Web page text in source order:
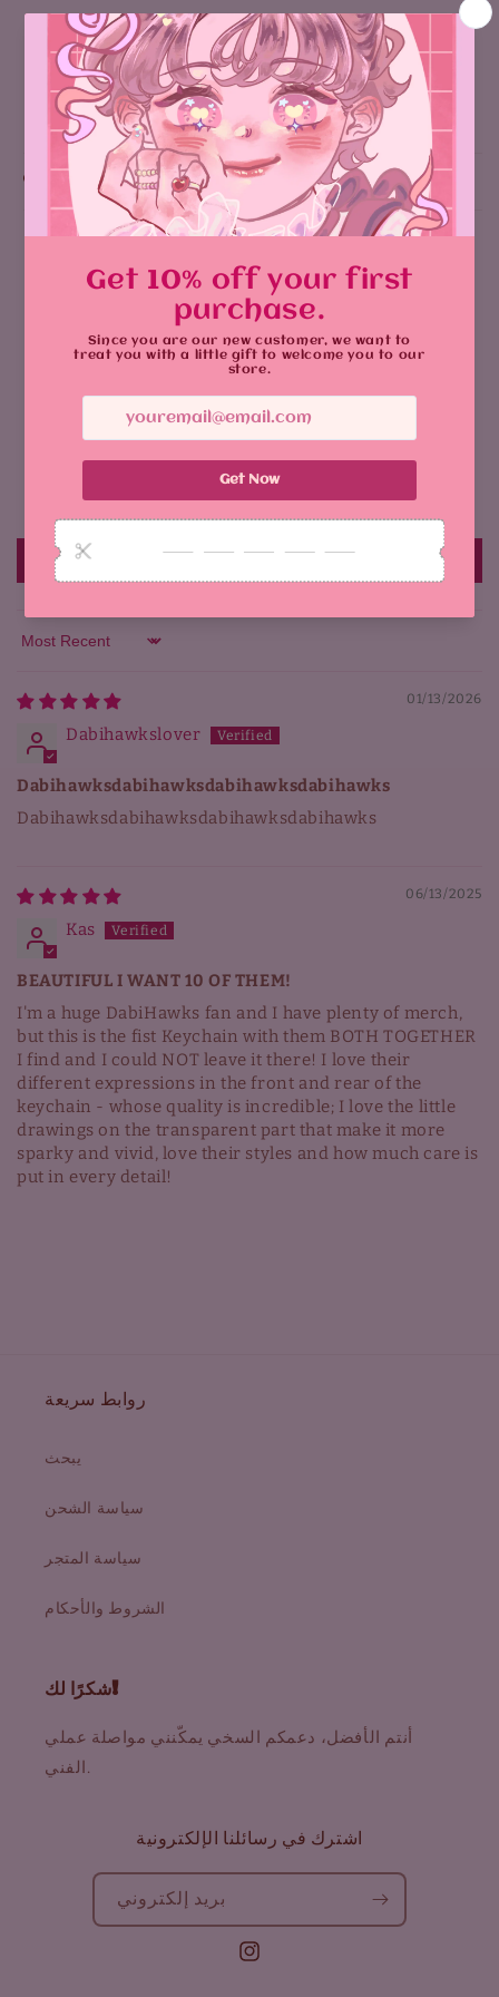
Size: 7cm
يشارك
Why You'll Love It:
Customer Reviews
5.00 out of 5
Based on 2 reviews
2
0
Write a review
Sort by
01/13/2026
Dabihawkslover
Dabihawksdabihawksdabihawksdabihawks
Dabihawksdabihawksdabihawksdabihawks
06/13/2025
Kas
BEAUTIFUL I WANT 10 OF THEM!
I'm a huge DabiHawks fan and I have plenty of merch,
but this is the fist Keychain with them BOTH TOGETHER
I find and I could NOT leave it there! I love their
different expressions in the front and rear of the
keychain - whose quality is incredible; I love the little
drawings on the transparent part that make it more
sparky and vivid, love their styles and how much care is
put in every detail!
روابط سريعة
يبحث
سياسة الشحن
سياسة المتجر
الشروط والأحكام
شكرًا لك!
أنتم الأفضل، دعمكم السخي يمكّنني مواصلة عملي
الفني.
اشترك في رسائلنا الإلكترونية
بريد إلكتروني
انستجرام